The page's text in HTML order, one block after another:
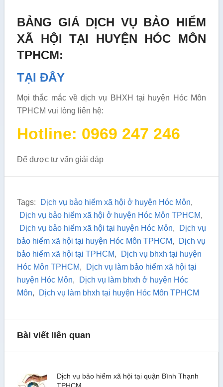
BẢNG GIÁ DỊCH VỤ BẢO HIỂM
XÃ HỘI TẠI HUYỆN HÓC MÔN
TPHCM:
TẠI ĐÂY
Mọi thắc mắc về dịch vụ BHXH tại huyện Hóc Môn
TPHCM vui lòng liên hệ:
Hotline: 0969 247 246
Để được tư vấn giải đáp
Tags: Dịch vụ bảo hiểm xã hội ở huyện Hóc Môn,
Dịch vụ bảo hiểm xã hội ở huyện Hóc Môn TPHCM,
Dịch vụ bảo hiểm xã hội tại huyện Hóc Môn,
Dịch vụ
bảo hiểm xã hội tại huyện Hóc Môn TPHCM,
Dịch vụ
bảo hiểm xã hội tại TPHCM,
Dịch vụ bhxh tại huyện
Hóc Môn TPHCM,
Dịch vụ làm bảo hiểm xã hội tại
huyện Hóc Môn,
Dịch vụ làm bhxh ở huyện Hóc
Môn, Dịch vụ làm bhxh tại huyện Hóc Môn TPHCM
Bài viết liên quan
Dịch vụ bảo hiểm xã hội tại quận Bình Thạnh